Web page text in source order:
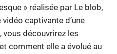
» réalisée par Le blob,
vidéo captivante d’une
vous découvrirez les
comment elle a évolué au